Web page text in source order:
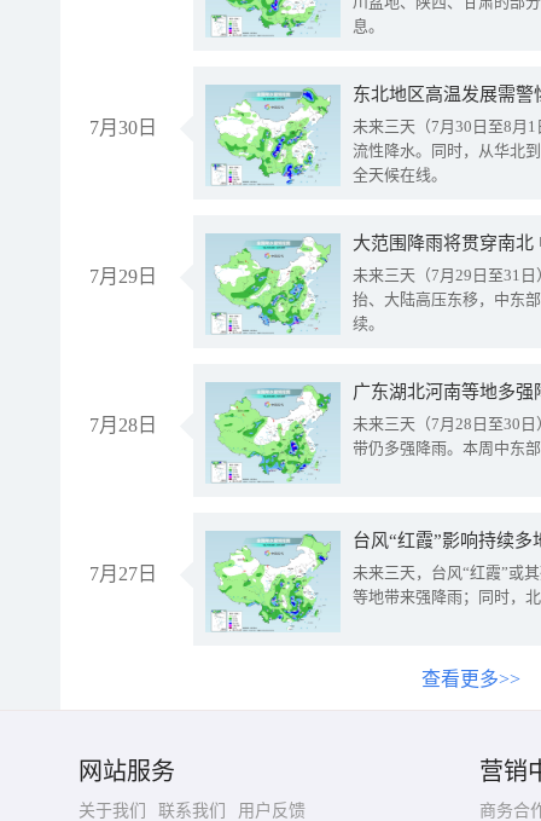
息。
7月30日
东北地区高温发展需
未来三天（7月30日至8月
流性降水。同时，从华北
全天候在线。
7月29日
大范围降雨将贯穿南
未来三天（7月29日至31
抬、大陆高压东移，中东
续。
7月28日
广东湖北河南等地多
未来三天（7月28日至30
带仍多强降雨。本周中东
7月27日
台风“红霞”影响持续
未来三天，台风“红霞”或
等地带来强降雨；同时，
查看更多>>
网站服务
关于我们 联系我们
用户反馈
营销
商务合